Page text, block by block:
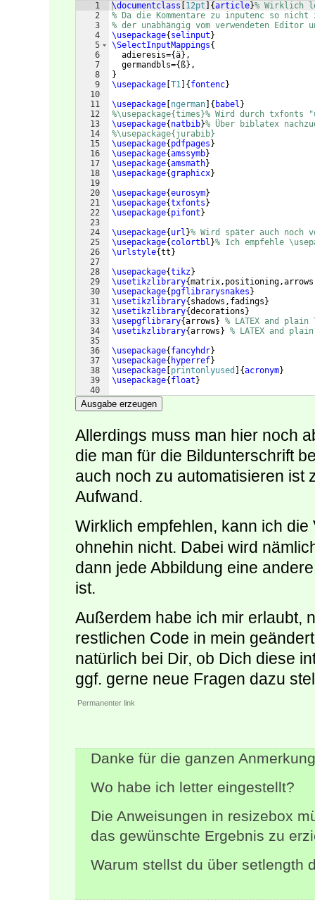
1
2
3
4
5
6
7
8
9
10
11
12
13
14
15
16
17
18
19
20
21
22
23
24
25
26
27
28
29
30
31
32
33
34
35
36
37
38
39
40
41
\documentclass 12pt {article}% Wirklich
% Da die Kommentare zu inputenc so
% der unabhängig vom verwendeten
\usepackage{ selinput }
\SelectInputMappings{
  adieresis=
{ä} ,
  germandbls=
{ ß} ,
}
\usepackage T1 { fontenc}
\usepackage ngerman { babel }
%\usepackage{times}% Wird durch txfonts
\usepackage{ natbib}% Über biblatex
%\usepackage{jurabib}
\usepackage{ pdfpages }
\usepackage{amssymb}
\usepackage{amsmath}
\usepackage{graphicx}
\usepackage{eurosym}
\usepackage{txfonts }
\usepackage{ pifont }
\usepackage{ url }% Wird später auch noch
\usepackage{ colortbl }% Ich empfehle
\urlstyle{tt }
\usepackage{tikz}
\usetikzlibrary{
\usepackage{ pgflibrarysnakes }
\usetikzlibrary{ shadows,fadings }
\usetikzlibrary{decorations }
\usepgflibrary{arrows } % LATEX and plain
\usetikzlibrary{arrows } % LATEX and
\usepackage{ fancyhdr}
\usepackage{ hyperref}
\usepackage printonlyused {acronym}
\usepackage{ float }
% Wirklich:
Ausgabe erzeugen
Allerdings muss man hier noch
die man für die Bildunterschrift
auch noch zu automatisieren ist
Aufwand.
Wirklich empfehlen, kann ich
ohnehin nicht. Dabei wird
dann jede Abbildung eine
ist.
Außerdem habe ich mir erlaubt,
restlichen Code in mein
natürlich bei Dir, ob Dich diese
ggf. gerne neue Fragen dazu
Permanenter link
Danke für die ganzen
Wo habe ich letter eingestellt?
Die Anweisungen in resizebox
das gewünschte Ergebnis zu
Warum stellst du über setlength